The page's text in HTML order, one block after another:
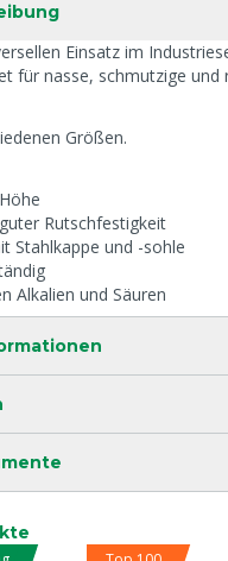
Einsatz im
für nasse, schmutzige und
Größen.
Rutschfestigkeit
Stahlkappe und -sohle
Alkalien und Säuren